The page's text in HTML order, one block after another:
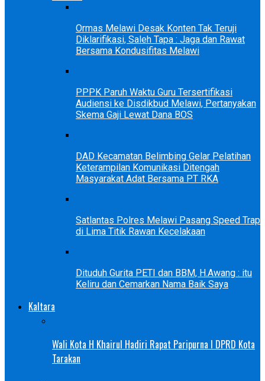
Ormas Melawi Desak Konten Tak Teruji
Diklarifikasi, Saleh Tapa : Jaga dan Rawat
Bersama Kondusifitas Melawi
PPPK Paruh Waktu Guru Tersertifikasi
Audiensi ke Disdikbud Melawi, Pertanyakan
Skema Gaji Lewat Dana BOS
DAD Kecamatan Belimbing Gelar Pelatihan
Keterampilan Komunikasi Ditengah
Masyarakat Adat Bersama PT RKA
Satlantas Polres Melawi Pasang Speed Trap
di Lima Titik Rawan Kecelakaan
Dituduh Gurita PETI dan BBM, H.Awang : itu
Keliru dan Cemarkan Nama Baik Saya
Kaltara
Wali Kota H Khairul Hadiri Rapat Paripurna I DPRD Kota
Tarakan